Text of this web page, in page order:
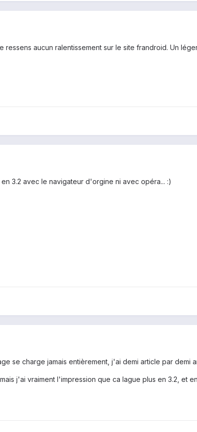
ressens aucun ralentissement sur le site frandroid. Un
3.2 avec le navigateur d'orgine ni avec opéra... :)
se charge jamais entièrement, j'ai demi article par demi
j'ai vraiment l'impression que ca lague plus en 3.2, et